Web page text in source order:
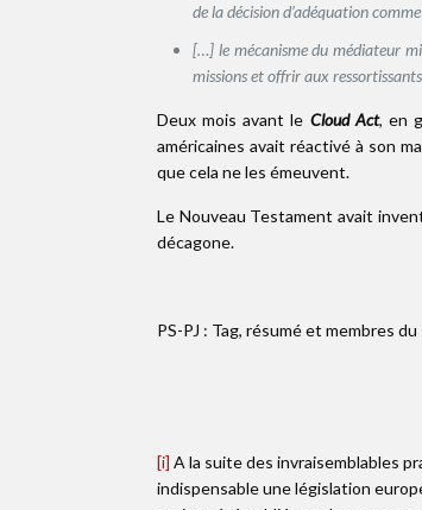
de la décision d’adéquation
[…] le mécanisme du médiateur
missions et offrir aux
Deux mois avant le Cloud Act, en
américaines avait réactivé à son
que cela ne les émeuvent.
Le Nouveau Testament avait
décagone.
PS-PJ : Tag, résumé et membres
[i] A la suite des invraisemblables
indispensable une législation